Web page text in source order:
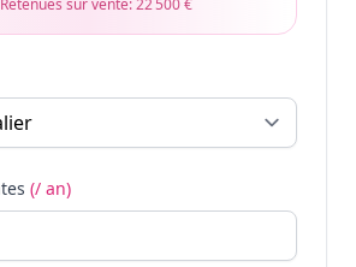
Retenues sur vente:22 500 €
(/ an)